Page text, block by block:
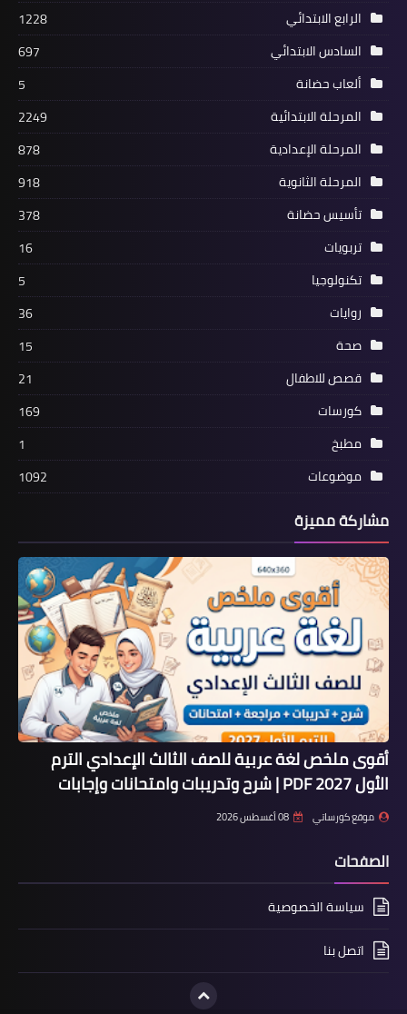
الرابع الابتدائي
1228
السادس الابتدائي
697
ألعاب حضانة
5
المرحلة الابتدائية
2249
المرحلة الإعدادية
878
المرحلة الثانوية
918
تأسيس حضانة
378
تربويات
16
تكنولوجيا
5
روايات
36
صحة
15
قصص للاطفال
21
كورسات
169
مطبخ
1
موضوعات
1092
مشاركة مميزة
أقوى ملخص لغة عربية للصف الثالث الإعدادي الترم
الأول 2027 PDF | شرح وتدريبات وامتحانات وإجابات
موقع كورساتي 08 أغسطس 2026
الصفحات
سياسة الخصوصية
اتصل بنا